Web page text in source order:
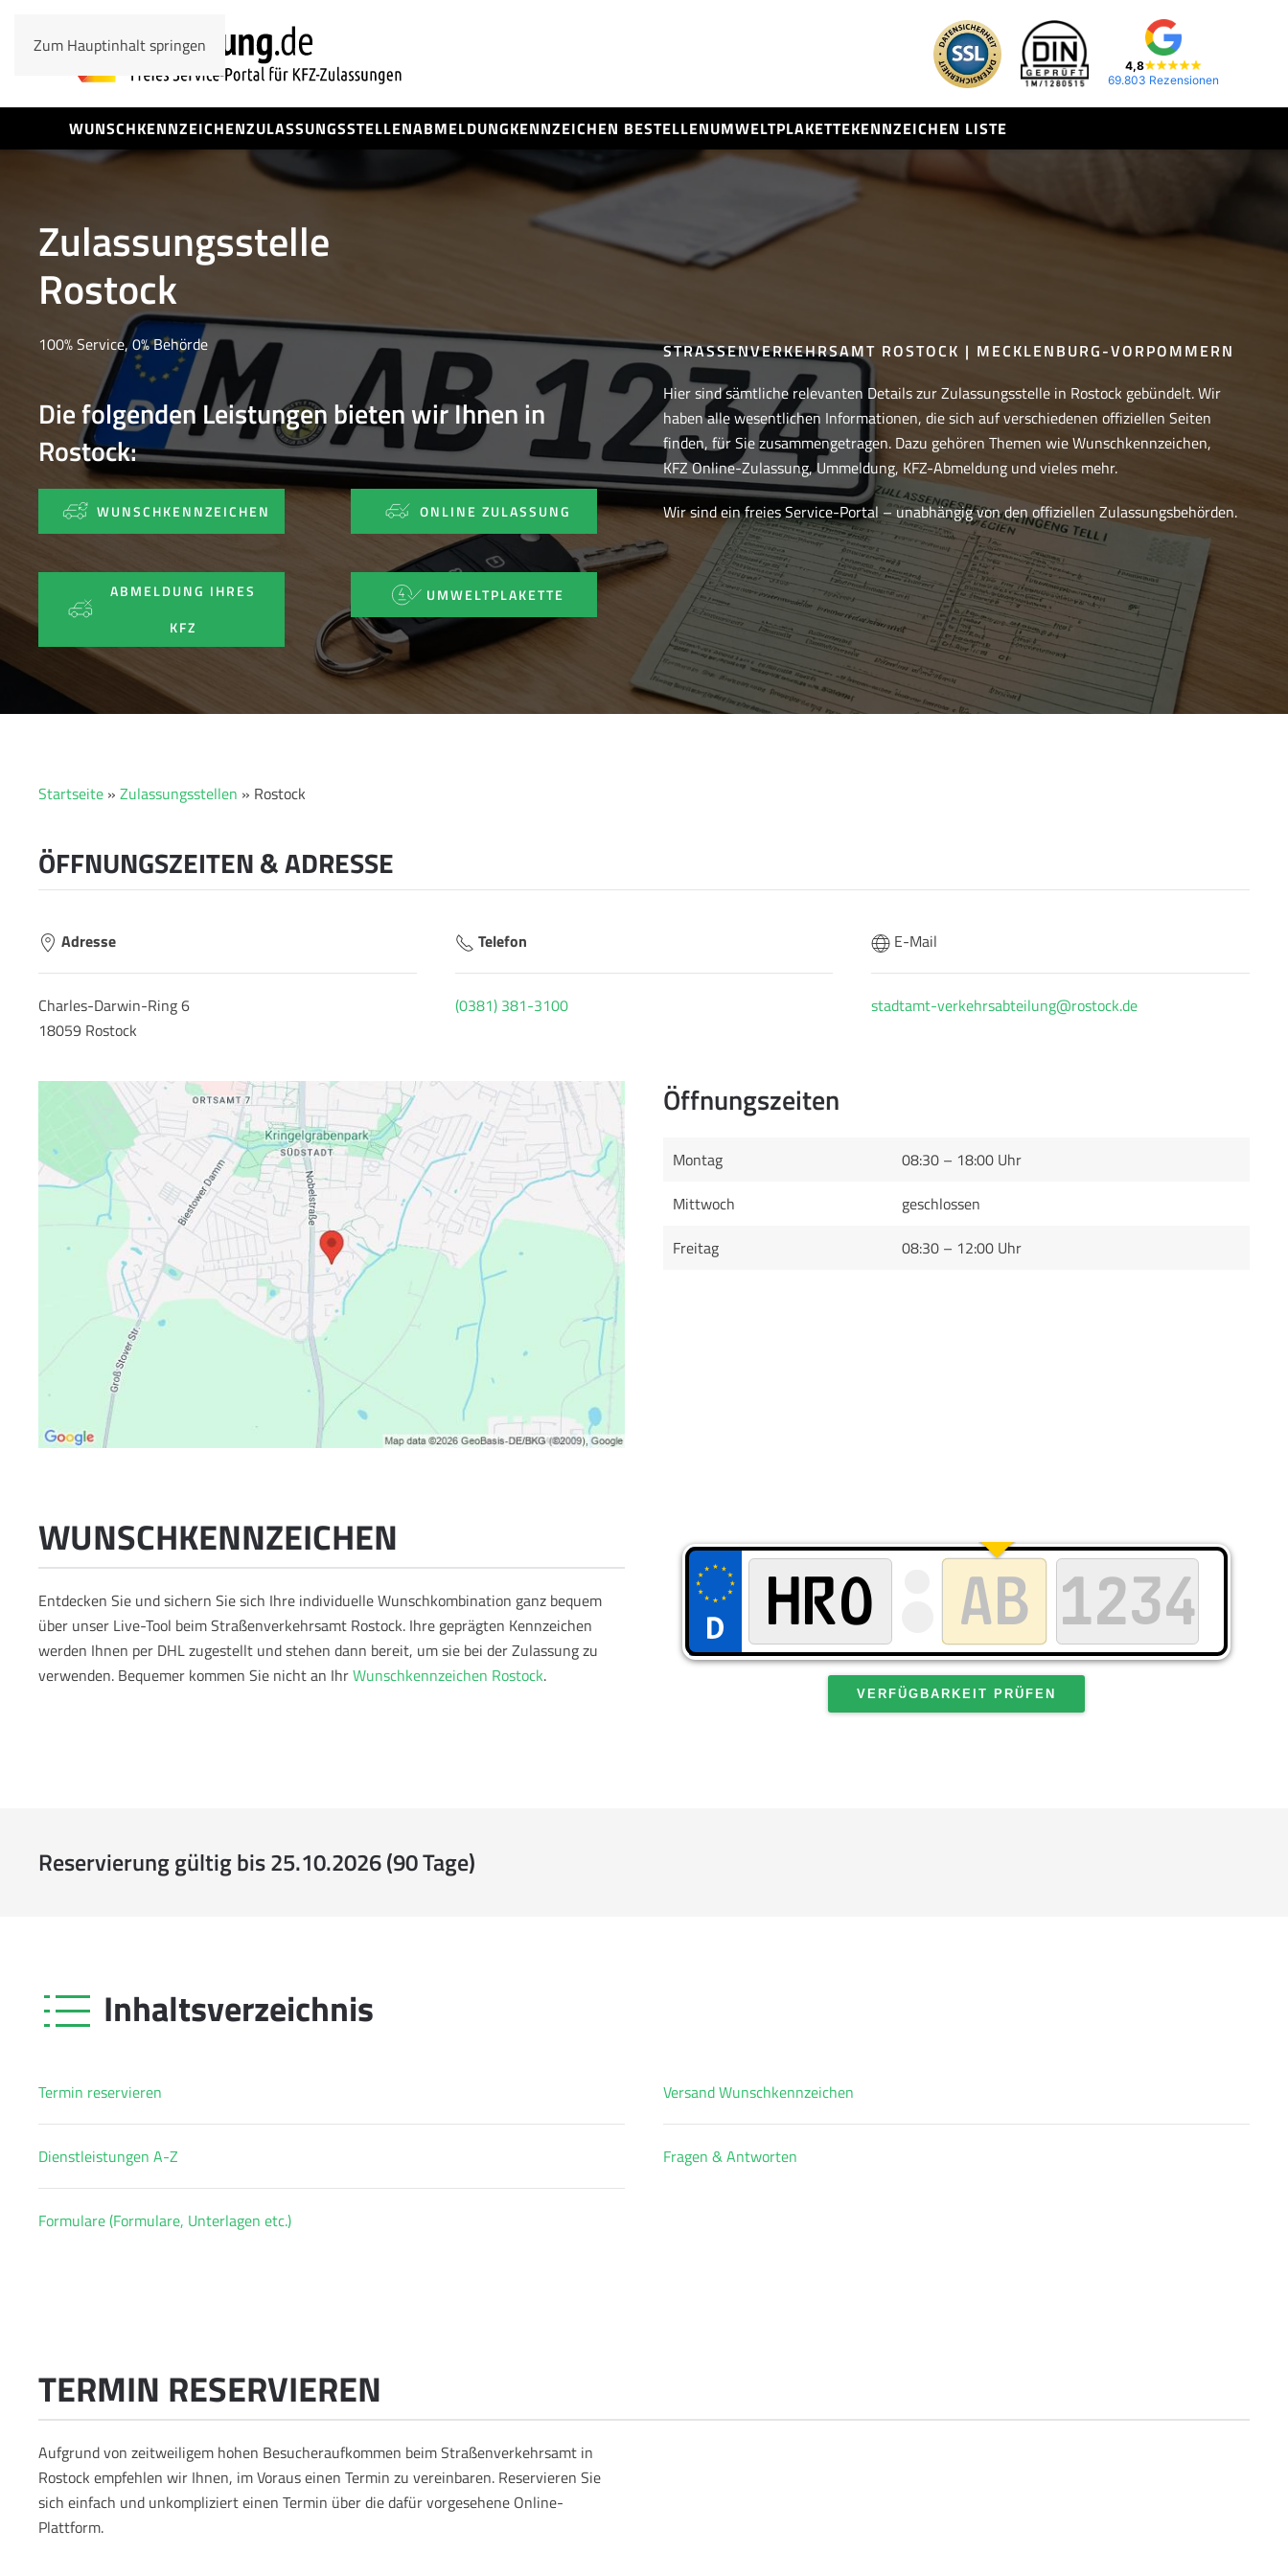
Zum Hauptinhalt springen
4,8
69.803 Rezensionen
WUNSCHKENNZEICHENZULASSUNGSSTELLENABMELDUNGKENNZEICHEN BESTELLENUMWELTPLAKETTEKENNZEICHEN LISTE
Zulassungsstelle
Rostock
100% Service, 0% Behörde
Die folgenden Leistungen bieten wir Ihnen in
Rostock:
WUNSCHKENNZEICHEN ONLINE ZULASSUNG
ABMELDUNG IHRES
KFZ
UMWELTPLAKETTE
STRASSENVERKEHRSAMT ROSTOCK | MECKLENBURG-VORPOMMERN
Hier sind sämtliche relevanten Details zur Zulassungsstelle in Rostock gebündelt. Wir
haben alle wesentlichen Informationen, die sich auf verschiedenen offiziellen Seiten
finden, für Sie zusammengetragen. Dazu gehören Themen wie Wunschkennzeichen,
KFZ Online-Zulassung, Ummeldung, KFZ-Abmeldung und vieles mehr.
Wir sind ein freies Service-Portal – unabhängig von den offiziellen Zulassungsbehörden.
Startseite » Zulassungsstellen » Rostock
ÖFFNUNGSZEITEN & ADRESSE
Adresse
Charles-Darwin-Ring 6
18059 Rostock
Telefon
(0381) 381-3100
E-Mail
stadtamt-verkehrsabteilung@rostock.de
Öffnungszeiten
Montag
08:30 – 18:00 Uhr
Mittwoch
geschlossen
Freitag
08:30 – 12:00 Uhr
WUNSCHKENNZEICHEN
Entdecken Sie und sichern Sie sich Ihre individuelle Wunschkombination ganz bequem
über unser Live-Tool beim Straßenverkehrsamt Rostock. Ihre geprägten Kennzeichen
werden Ihnen per DHL zugestellt und stehen dann bereit, um sie bei der Zulassung zu
verwenden. Bequemer kommen Sie nicht an IhrWunschkennzeichen Rostock.
VERFÜGBARKEIT PRÜFEN
Reservierung gültig bis 25.10.2026 (90 Tage)
Inhaltsverzeichnis
Termin reservieren
Dienstleistungen A-Z
Formulare (Formulare, Unterlagen etc.)
Versand Wunschkennzeichen
Fragen & Antworten
TERMIN RESERVIEREN
Aufgrund von zeitweiligem hohen Besucheraufkommen beim Straßenverkehrsamt in
Rostock empfehlen wir Ihnen, im Voraus einen Termin zu vereinbaren. Reservieren Sie
sich einfach und unkompliziert einen Termin über die dafür vorgesehene Online-
Plattform.